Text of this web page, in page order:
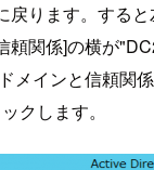
戻ります。する
頼関係]の横が
メインと信頼関係
クします。